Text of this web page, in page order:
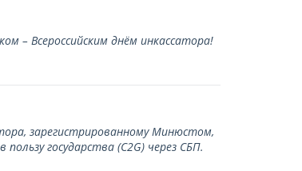
– Всероссийским днём инкассатора!
зарегистрированному Минюстом,
государства (С2G) через СБП.